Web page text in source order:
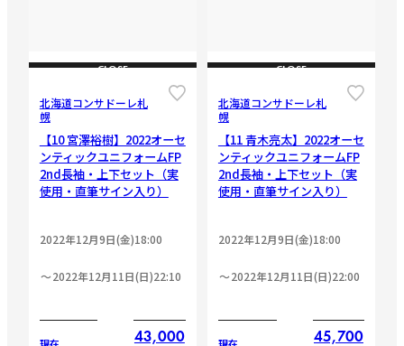
CLOSE
北海道コンサドーレ札
幌
【10 宮澤裕樹】2022オーセ
ンティックユニフォームFP
2nd長袖・上下セット（実
使用・直筆サイン入り）
2022年12月9日(金)18:00
2022年12月11日(日)22:10
43,000
CLOSE
北海道コンサドーレ札
幌
【11 青木亮太】2022オーセ
ンティックユニフォームFP
2nd長袖・上下セット（実
使用・直筆サイン入り）
2022年12月9日(金)18:00
2022年12月11日(日)22:00
45,700